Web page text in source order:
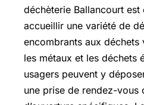
déchèterie Ballancourt est
accueillir une variété de
encombrants aux déchets
les métaux et les déchets
usagers peuvent y
une prise de rendez-vous